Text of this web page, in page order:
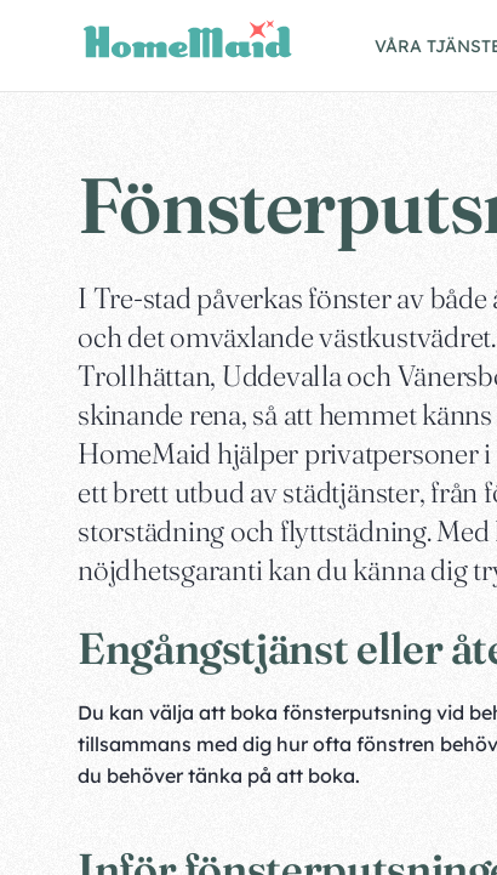
VÅRA
I Tre-stad påverkas fönster av
och det omväxlande
Trollhättan, Uddevalla och
skinande rena, så att hemmet
HomeMaid hjälper privatpersoner
ett brett utbud av städtjänster,
storstädning och flyttstädning.
nöjdhetsgaranti kan du känna dig
Engångstjänst eller
Du kan välja att boka fönsterputsning vid
tillsammans med dig hur ofta fönstren
du behöver tänka på att boka.